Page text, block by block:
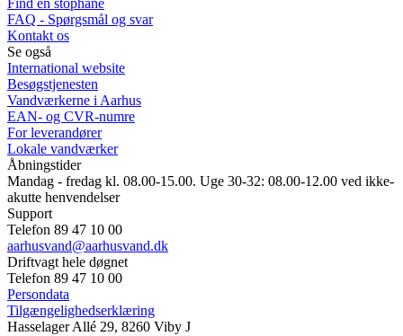
Find en stophane
FAQ - Spørgsmål og svar
Kontakt os
Se også
International website
Besøgstjenesten
Vandværkerne i Aarhus
EAN- og CVR-numre
For leverandører
Lokale vandværker
Åbningstider
Mandag - fredag kl. 08.00-15.00. Uge 30-32: 08.00-12.00 ved ikke-
akutte henvendelser
Support
Telefon 89 47 10 00
aarhusvand@aarhusvand.dk
Driftvagt hele døgnet
Telefon 89 47 10 00
Persondata
Tilgængelighedserklæring
Hasselager Allé 29, 8260 Viby J